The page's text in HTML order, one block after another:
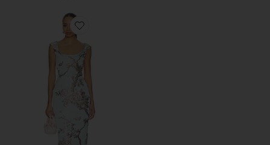
Favorite BROOKE ガウン